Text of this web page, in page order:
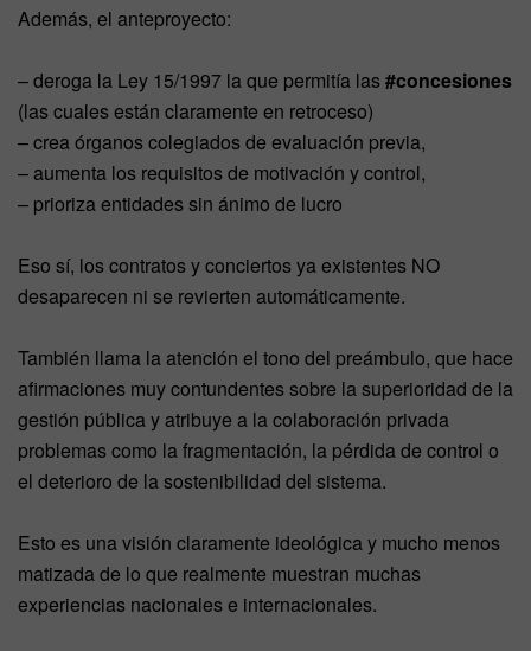
Además, el anteproyecto:
– deroga la Ley 15/1997 la que permitía las#concesiones
(las cuales están claramente en retroceso)
– crea órganos colegiados de evaluación previa,
– aumenta los requisitos de motivación y control,
– prioriza entidades sin ánimo de lucro
Eso sí, los contratos y conciertos ya existentes NO
desaparecen ni se revierten automáticamente.
También llama la atención el tono del preámbulo, que hace
afirmaciones muy contundentes sobre la superioridad de la
gestión pública y atribuye a la colaboración privada
problemas como la fragmentación, la pérdida de control o
el deterioro de la sostenibilidad del sistema.
Esto es una visión claramente ideológica y mucho menos
matizada de lo que realmente muestran muchas
experiencias nacionales e internacionales.